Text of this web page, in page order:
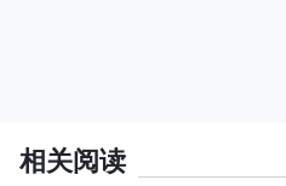
相关阅读